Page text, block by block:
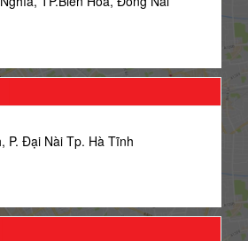
P. Đại Nài Tp. Hà Tĩnh